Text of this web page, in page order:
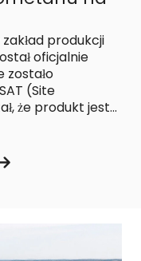
produkcji
oficjalnie
zostało
(Site
że produkt jest...